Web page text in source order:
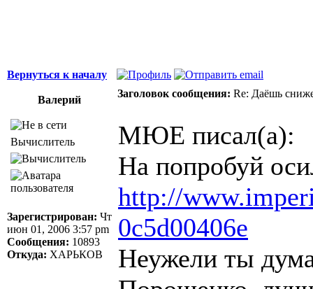
Вернуться к началу
Валерий
Заголовок сообщения: Re: Даёшь
Вычислитель
Зарегистрирован: Чт
июн 01, 2006 3:57 pm
Сообщения: 10893
Откуда: ХАРЬКОВ
МЮЕ писал(а):
На попробуй
http://
0c5d00406e
Неужели ты